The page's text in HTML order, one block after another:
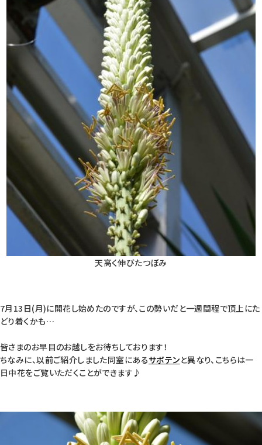
天高く伸びたつぼみ
7月13日(月)に開花し始めたのですが、この勢いだと一週間程で頂上にた
どり着くかも…
皆さまのお早目のお越しをお待ちしております！
ちなみに、以前ご紹介しました同室にあるサボテンと異なり、こちらは一
日中花をご覧いただくことができます♪